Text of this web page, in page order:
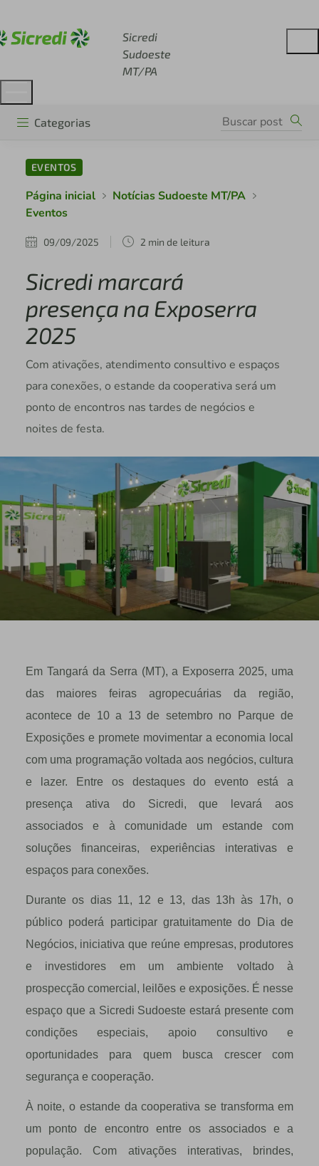
Sicredi
Sudoeste
MT/PA
Categorias
EVENTOS
Página inicial
Notícias Sudoeste MT/PA
Eventos
09/09/2025 2 min de leitura
Sicredi marcará
presença na Exposerra
2025
Com ativações, atendimento consultivo e espaços
para conexões, o estande da cooperativa será um
ponto de encontros nas tardes de negócios e
noites de festa.
Em Tangará da Serra (MT), a Exposerra 2025, uma
das maiores feiras agropecuárias da região,
acontece de 10 a 13 de setembro no Parque de
Exposições e promete movimentar a economia local
com uma programação voltada aos negócios, cultura
e lazer. Entre os destaques do evento está a
presença ativa do Sicredi, que levará aos
associados e à comunidade um estande com
soluções financeiras, experiências interativas e
espaços para conexões.
Durante os dias 11, 12 e 13, das 13h às 17h, o
público poderá participar gratuitamente do Dia de
Negócios, iniciativa que reúne empresas, produtores
e investidores em um ambiente voltado à
prospecção comercial, leilões e exposições. É nesse
espaço que a Sicredi Sudoeste estará presente com
condições especiais, apoio consultivo e
oportunidades para quem busca crescer com
segurança e cooperação.
À noite, o estande da cooperativa se transforma em
um ponto de encontro entre os associados e a
população. Com ativações interativas, brindes,